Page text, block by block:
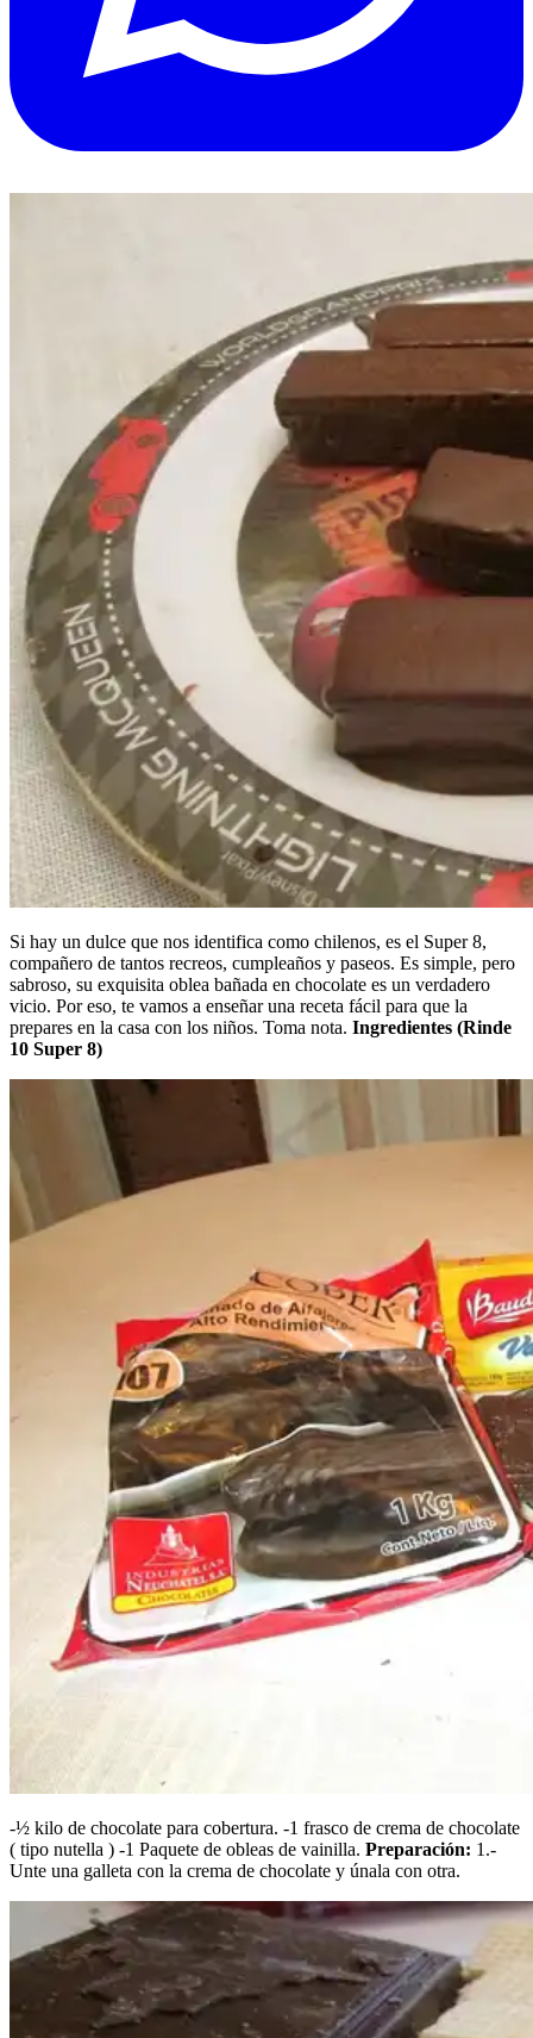
Si hay un dulce que nos identifica como chilenos, es el Super 8,
compañero de tantos recreos, cumpleaños y paseos. Es simple, pero
sabroso, su exquisita oblea bañada en chocolate es un verdadero
vicio. Por eso, te vamos a enseñar una receta fácil para que la
prepares en la casa con los niños. Toma nota. Ingredientes (Rinde
10 Super 8)
-½ kilo de chocolate para cobertura. -1 frasco de crema de chocolate
( tipo nutella ) -1 Paquete de obleas de vainilla. Preparación: 1.-
Unte una galleta con la crema de chocolate y únala con otra.